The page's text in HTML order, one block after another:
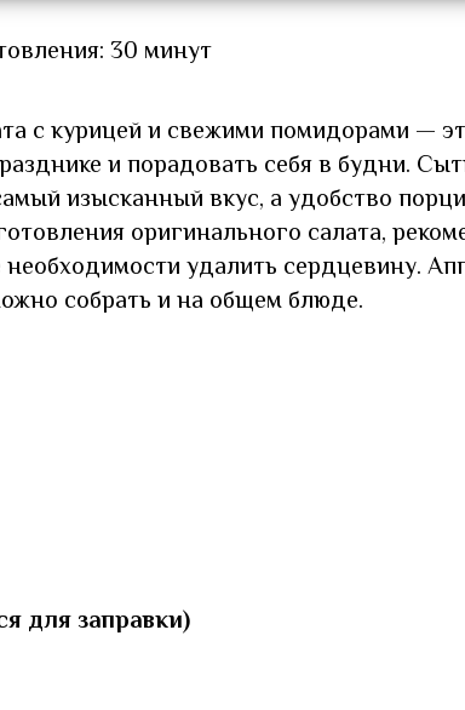
30 минут
с курицей и свежими помидорами —
и порадовать себя в будни.
изысканный вкус, а удобство
оригинального салата,
удалить сердцевину.
собрать и на общем блюде.
для заправки)